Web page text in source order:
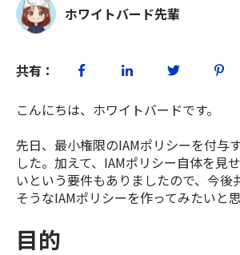
ホワイトバード先輩
共有：
こんにちは、ホワイトバードです。
先日、最小権限のIAMポリシーを付与
した。加えて、IAMポリシー自体を見
いという要件もありましたので、今後
そうなIAMポリシーを作ってみたいと思
目的